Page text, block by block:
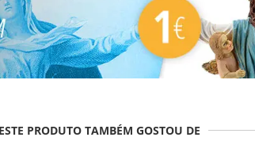
PRODUTO TAMBÉM GOSTOU DE